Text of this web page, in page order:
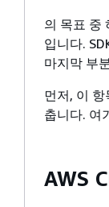
의 목표 중
입니다.
마지막 부
먼저, 이
춥니다. 여
AWS